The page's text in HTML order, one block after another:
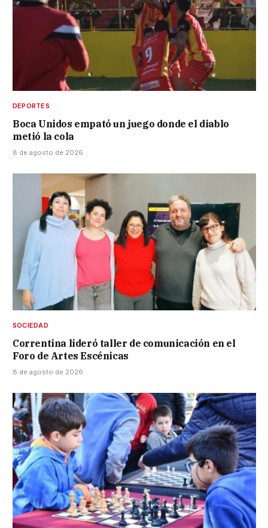
DEPORTES
Boca Unidos empató un juego donde el diablo
metió la cola
8 de agosto de 2026
SOCIEDAD
Correntina lideró taller de comunicación en el
Foro de Artes Escénicas
8 de agosto de 2026